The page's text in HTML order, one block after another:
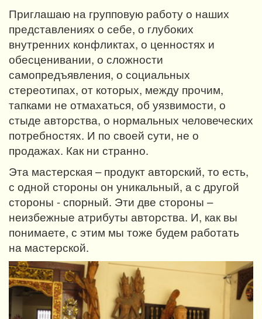
Приглашаю на групповую работу о наших
представлениях о себе, о глубоких
внутренних конфликтах, о ценностях и
обесценивании, о сложности
самопредъявления, о социальных
стереотипах, от которых, между прочим,
тапками не отмахаться, об уязвимости, о
стыде авторства, о нормальных человеческих
потребностях. И по своей сути, не о
продажах. Как ни странно.
Эта мастерская – продукт авторский, то есть,
с одной стороны он уникальный, а с другой
стороны - спорный. Эти две стороны –
неизбежные атрибуты авторства. И, как вы
понимаете, с этим мы тоже будем работать
на мастерской.